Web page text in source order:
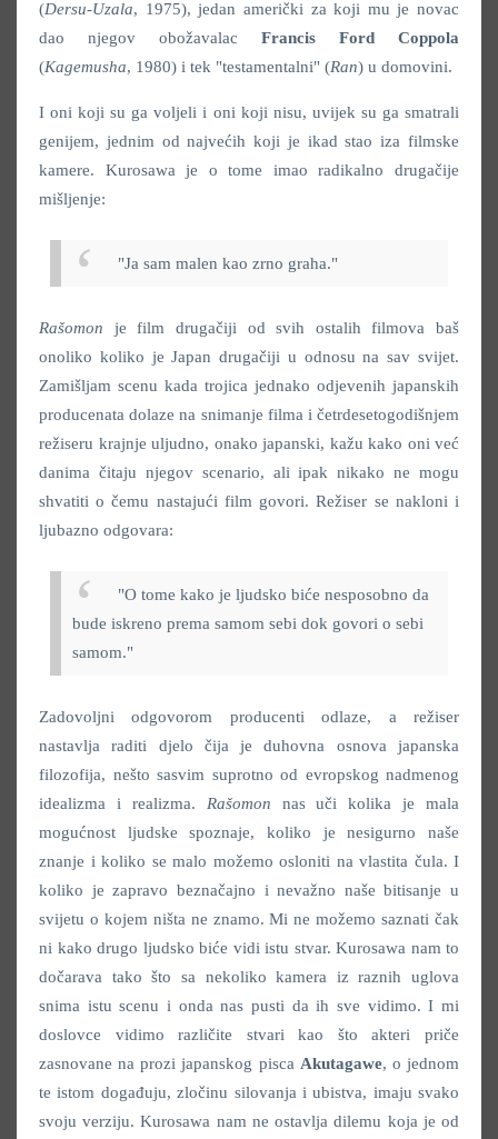
(Dersu-Uzala, 1975), jedan američki za koji mu je novac
dao njegov obožavalac Francis Ford Coppola
(Kagemusha, 1980) i tek "testamentalni" (Ran) u domovini.
I oni koji su ga voljeli i oni koji nisu, uvijek su ga smatrali
genijem, jednim od najvećih koji je ikad stao iza filmske
kamere. Kurosawa je o tome imao radikalno drugačije
mišljenje:
"Ja sam malen kao zrno graha."
Rašomon je film drugačiji od svih ostalih filmova baš
onoliko koliko je Japan drugačiji u odnosu na sav svijet.
Zamišljam scenu kada trojica jednako odjevenih japanskih
producenata dolaze na snimanje filma i četrdesetogodišnjem
režiseru krajnje uljudno, onako japanski, kažu kako oni već
danima čitaju njegov scenario, ali ipak nikako ne mogu
shvatiti o čemu nastajući film govori. Režiser se nakloni i
ljubazno odgovara:
"O tome kako je ljudsko biće nesposobno da
bude iskreno prema samom sebi dok govori o sebi
samom."
Zadovoljni odgovorom producenti odlaze, a režiser
nastavlja raditi djelo čija je duhovna osnova japanska
filozofija, nešto sasvim suprotno od evropskog nadmenog
idealizma i realizma. Rašomon nas uči kolika je mala
mogućnost ljudske spoznaje, koliko je nesigurno naše
znanje i koliko se malo možemo osloniti na vlastita čula. I
koliko je zapravo beznačajno i nevažno naše bitisanje u
svijetu o kojem ništa ne znamo. Mi ne možemo saznati čak
ni kako drugo ljudsko biće vidi istu stvar. Kurosawa nam to
dočarava tako što sa nekoliko kamera iz raznih uglova
snima istu scenu i onda nas pusti da ih sve vidimo. I mi
doslovce vidimo različite stvari kao što akteri priče
zasnovane na prozi japanskog pisca Akutagawe, o jednom
te istom događuju, zločinu silovanja i ubistva, imaju svako
svoju verziju. Kurosawa nam ne ostavlja dilemu koja je od